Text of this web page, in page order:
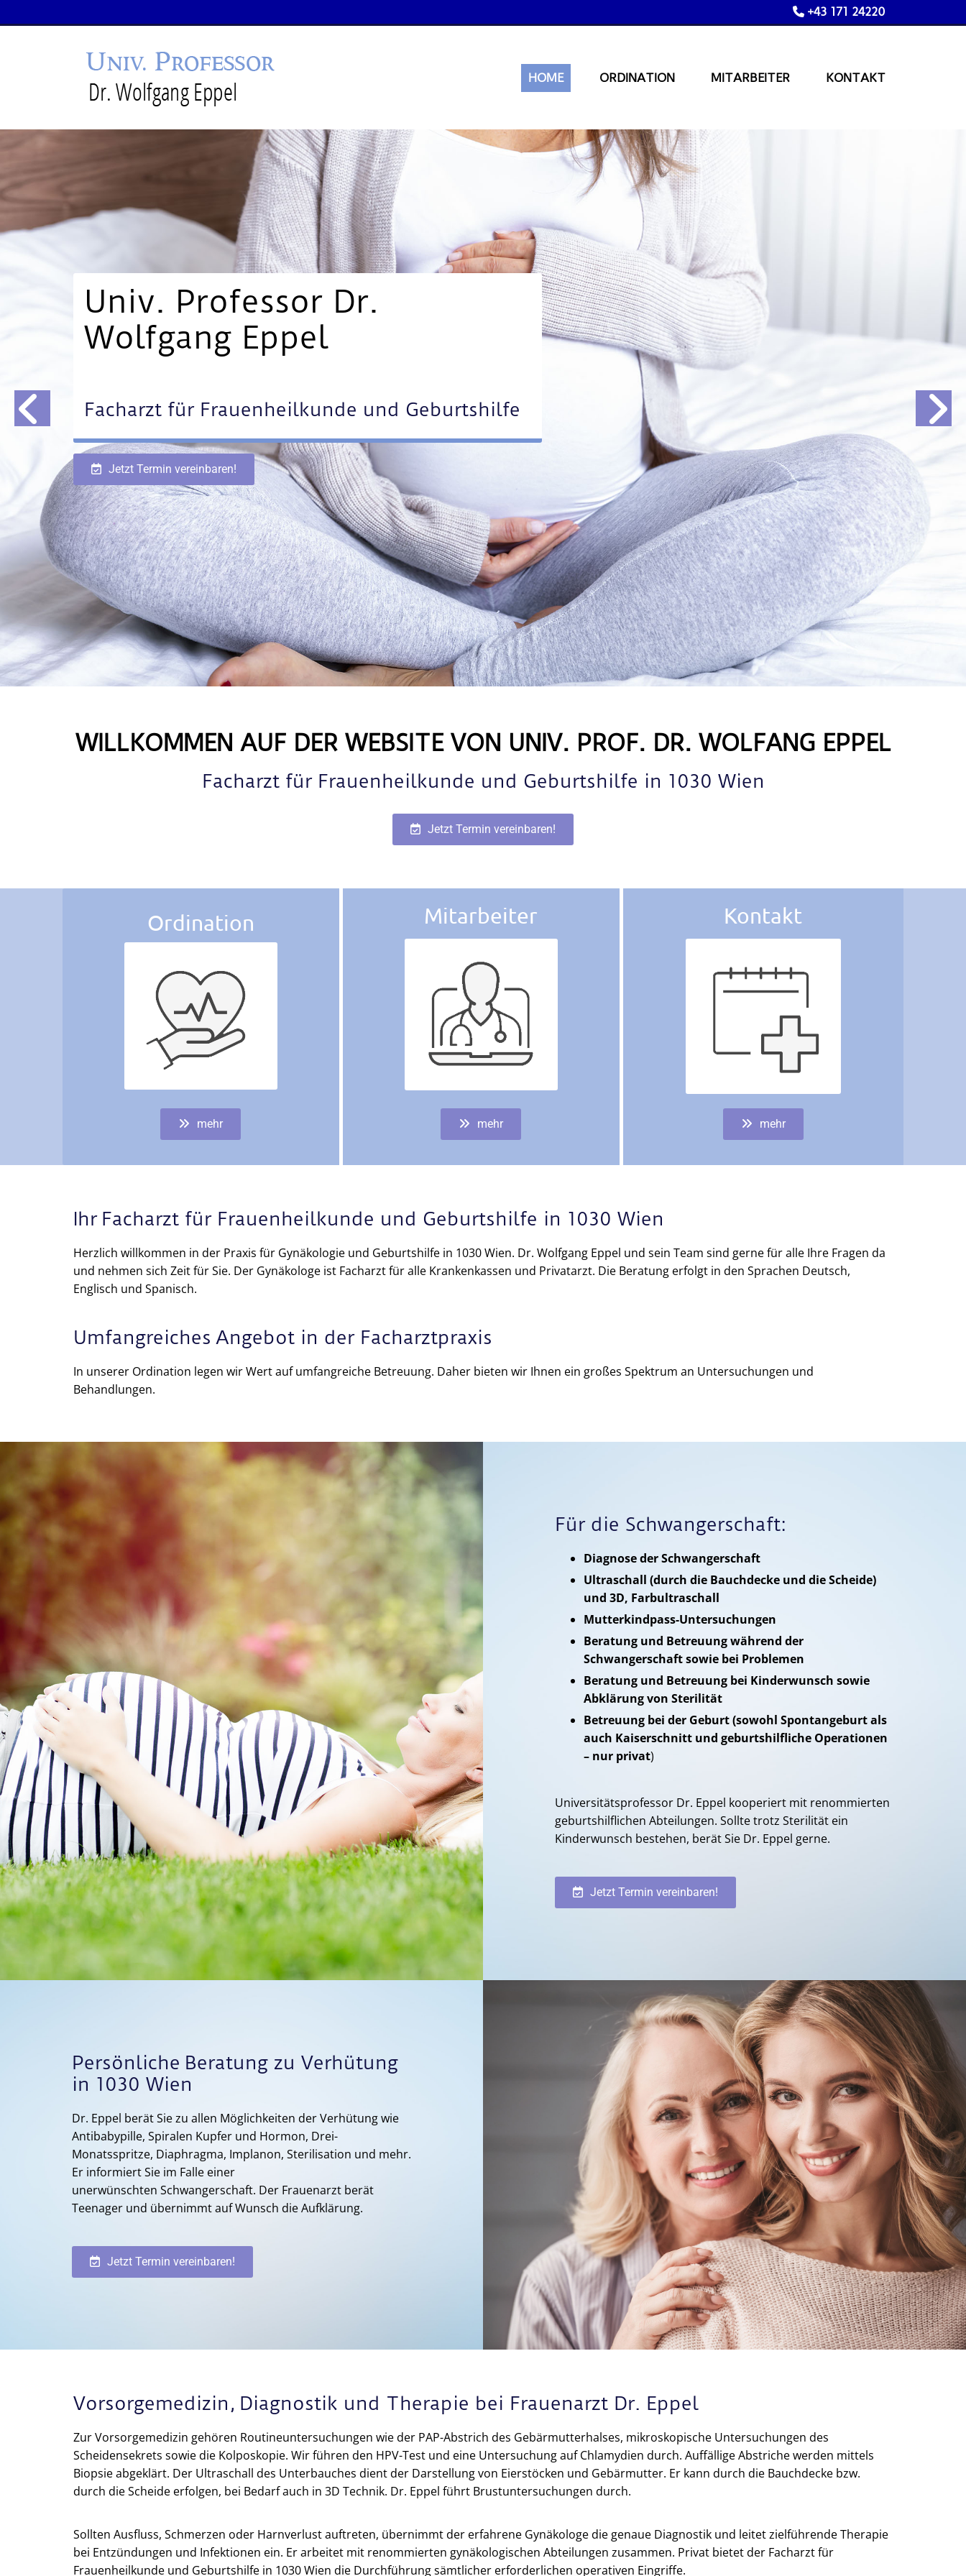
 +43 171 24220
HOME ORDINATION MITARBEITER KONTAKT
Univ. Professor Dr.
Wolfgang Eppel
Facharzt für Frauenheilkunde und Geburtshilfe
Jetzt Termin vereinbaren!
WILLKOMMEN AUF DER WEBSITE VON UNIV. PROF. DR. WOLFANG EPPEL
Facharzt für Frauenheilkunde und Geburtshilfe in 1030 Wien
Jetzt Termin vereinbaren!
Ordination
mehr
Mitarbeiter
mehr
Kontakt
mehr
Ihr Facharzt für Frauenheilkunde und Geburtshilfe in 1030 Wien
Herzlich willkommen in der Praxis für Gynäkologie und Geburtshilfe in 1030 Wien. Dr. Wolfgang Eppel und sein Team sind gerne für alle Ihre Fragen da
und nehmen sich Zeit für Sie. Der Gynäkologe ist Facharzt für alle Krankenkassen und Privatarzt. Die Beratung erfolgt in den Sprachen Deutsch,
Englisch und Spanisch.
Umfangreiches Angebot in der Facharztpraxis
In unserer Ordination legen wir Wert auf umfangreiche Betreuung. Daher bieten wir Ihnen ein großes Spektrum an Untersuchungen und
Behandlungen.
Für die Schwangerschaft:
Diagnose der Schwangerschaft
Ultraschall (durch die Bauchdecke und die Scheide)
und 3D, Farbultraschall
Mutterkindpass-Untersuchungen
Beratung und Betreuung während der
Schwangerschaft sowie bei Problemen
Beratung und Betreuung bei Kinderwunsch sowie
Abklärung von Sterilität
Betreuung bei der Geburt (sowohl Spontangeburt als
auch Kaiserschnitt und geburtshilfliche Operationen
– nur privat)
Universitätsprofessor Dr. Eppel kooperiert mit renommierten
geburtshilflichen Abteilungen. Sollte trotz Sterilität ein
Kinderwunsch bestehen, berät Sie Dr. Eppel gerne.
Jetzt Termin vereinbaren!
Persönliche Beratung zu Verhütung
in 1030 Wien
Dr. Eppel berät Sie zu allen Möglichkeiten der Verhütung wie
Antibabypille, Spiralen Kupfer und Hormon, Drei-
Monatsspritze, Diaphragma, Implanon, Sterilisation und mehr.
Er informiert Sie im Falle einer
unerwünschten Schwangerschaft. Der Frauenarzt berät
Teenager und übernimmt auf Wunsch die Aufklärung.
Jetzt Termin vereinbaren!
Vorsorgemedizin, Diagnostik und Therapie bei Frauenarzt Dr. Eppel
Zur Vorsorgemedizin gehören Routineuntersuchungen wie der PAP-Abstrich des Gebärmutterhalses, mikroskopische Untersuchungen des
Scheidensekrets sowie die Kolposkopie. Wir führen den HPV-Test und eine Untersuchung auf Chlamydien durch. Auffällige Abstriche werden mittels
Biopsie abgeklärt. Der Ultraschall des Unterbauches dient der Darstellung von Eierstöcken und Gebärmutter. Er kann durch die Bauchdecke bzw.
durch die Scheide erfolgen, bei Bedarf auch in 3D Technik. Dr. Eppel führt Brustuntersuchungen durch.
Sollten Ausfluss, Schmerzen oder Harnverlust auftreten, übernimmt der erfahrene Gynäkologe die genaue Diagnostik und leitet zielführende Therapie
bei Entzündungen und Infektionen ein. Er arbeitet mit renommierten gynäkologischen Abteilungen zusammen. Privat bietet der Facharzt für
Frauenheilkunde und Geburtshilfe in 1030 Wien die Durchführung sämtlicher erforderlichen operativen Eingriffe.